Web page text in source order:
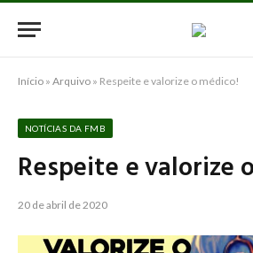
Início » Arquivo » Respeite e valorize o médico!
NOTÍCIAS DA FMB
Respeite e valorize
20 de abril de 2020